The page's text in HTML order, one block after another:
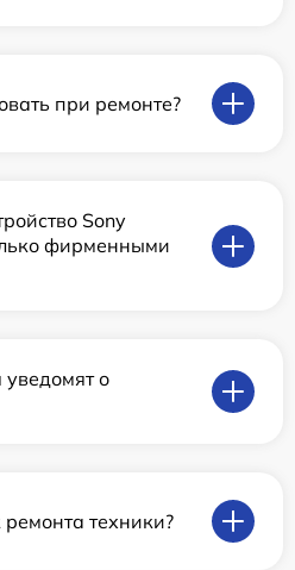
при ремонте?
Sony
фирменными
о
ремонта техники?